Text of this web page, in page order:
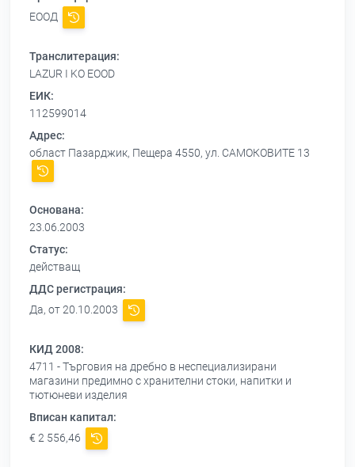
ЕООД
Транслитерация:
LAZUR I KO EOOD
ЕИК:
112599014
Адрес:
област Пазарджик, Пещера 4550, ул. САМОКОВИТЕ 13
Основана:
23.06.2003
Статус:
действащ
ДДС регистрация:
Да, от 20.10.2003
КИД 2008:
4711 - Търговия на дребно в неспециализирани
магазини предимно с хранителни стоки, напитки и
тютюневи изделия
Вписан капитал:
€ 2 556,46